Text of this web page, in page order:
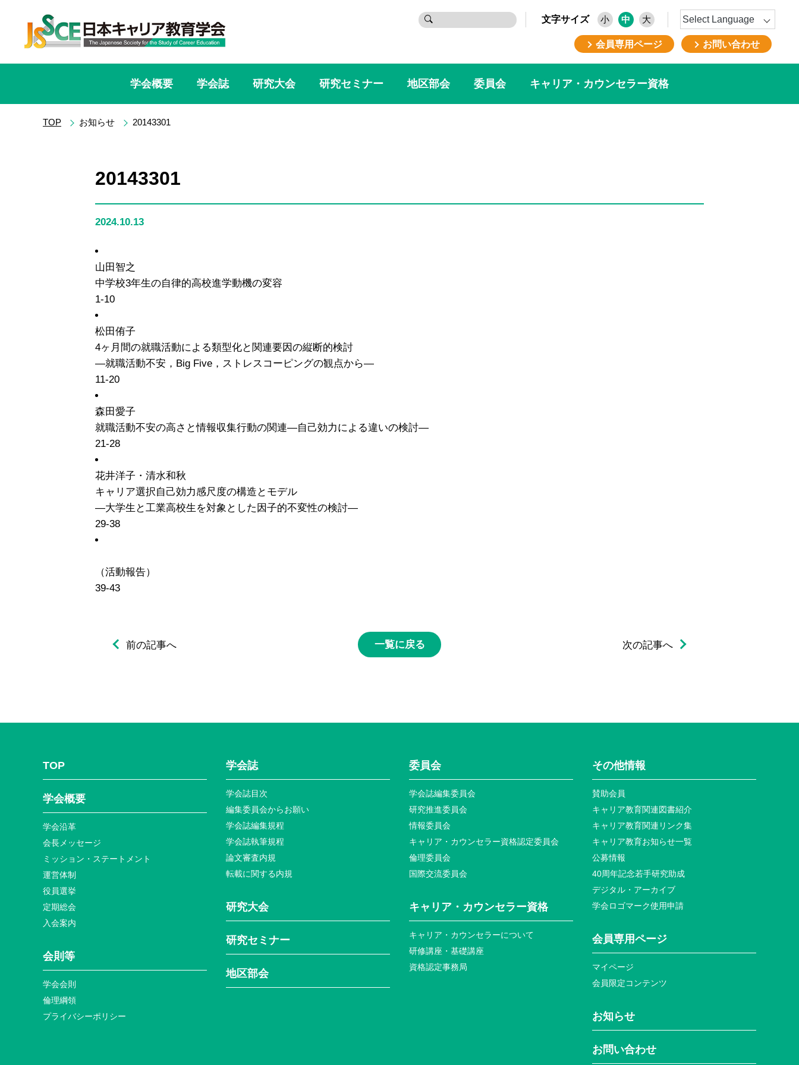
検
文字サイズ 小 中 大
会員専用ページ お問い合わせ
学会概要 学会誌 研究大会 研究セミナー 地区部会 委員会 キャリア・カウンセラー資格
TOP お知らせ 20143301
20143301
2024.10.13
山田智之
中学校3年生の自律的高校進学動機の変容
1-10
松田侑子
4ヶ月間の就職活動による類型化と関連要因の縦断的検討
―就職活動不安，Big Five，ストレスコーピングの観点から―
11-20
森田愛子
就職活動不安の高さと情報収集行動の関連―自己効力による違いの検討―
21-28
花井洋子・清水和秋
キャリア選択自己効力感尺度の構造とモデル
―大学生と工業高校生を対象とした因子的不変性の検討―
29-38
（活動報告）
39-43
前の記事へ 次の記事へ
一覧に戻る
TOP
学会概要
学会沿革
会長メッセージ
ミッション・ステートメント
運営体制
役員選挙
定期総会
入会案内
会則等
学会会則
倫理綱領
プライバシーポリシー
学会誌
学会誌目次
編集委員会からお願い
学会誌編集規程
学会誌執筆規程
論文審査内規
転載に関する内規
研究大会
研究セミナー
地区部会
委員会
学会誌編集委員会
研究推進委員会
情報委員会
キャリア・カウンセラー資格認定委員会
倫理委員会
国際交流委員会
キャリア・カウンセラー資格
キャリア・カウンセラーについて
研修講座・基礎講座
資格認定事務局
その他情報
賛助会員
キャリア教育関連図書紹介
キャリア教育関連リンク集
キャリア教育お知らせ⼀覧
公募情報
40周年記念若⼿研究助成
デジタル・アーカイブ
学会ロゴマーク使⽤申請
会員専⽤ページ
マイページ
会員限定コンテンツ
お知らせ
お問い合わせ